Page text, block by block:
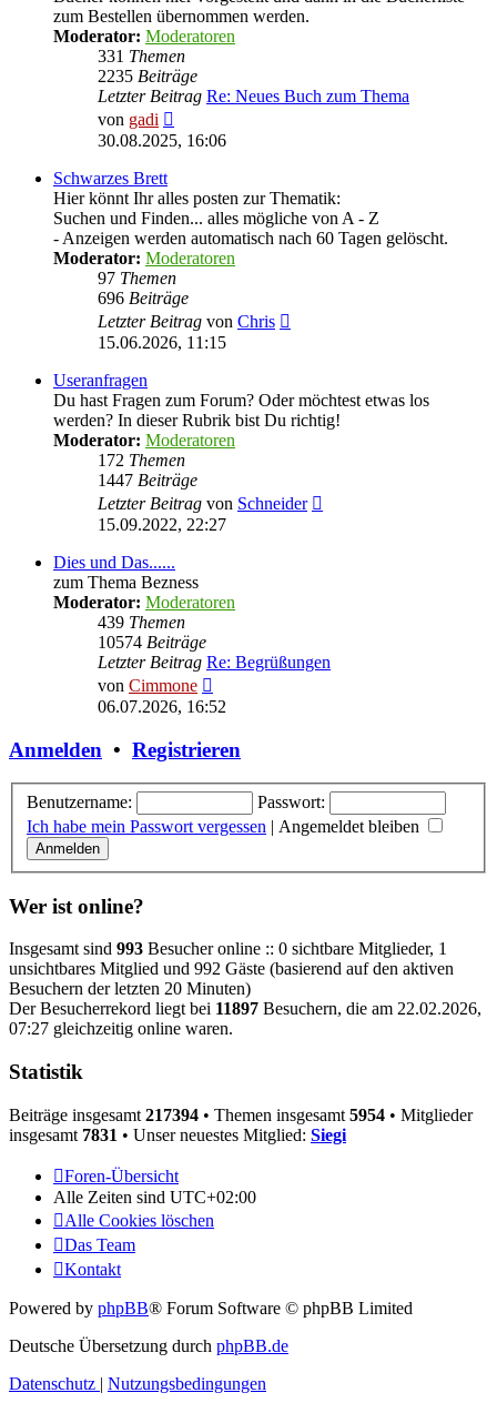
zum Bestellen übernommen werden.
Moderator: Moderatoren
331 Themen
2235 Beiträge
Letzter Beitrag Re: Neues Buch zum Thema
von gadi
Beitrag
30.08.2025, 16:06
Schwarzes Brett
Hier könnt Ihr alles posten zur Thematik:
Suchen und Finden... alles mögliche von A - Z
- Anzeigen werden automatisch nach 60 Tagen gelöscht.
Moderator: Moderatoren
97 Themen
696 Beiträge
Letzter Beitrag von Chris
15.06.2026, 11:15
Useranfragen
Du hast Fragen zum Forum? Oder möchtest etwas los
werden? In dieser Rubrik bist Du richtig!
Moderator: Moderatoren
172 Themen
1447 Beiträge
Letzter Beitrag von Schneider
15.09.2022, 22:27
Dies und Das......
zum Thema Bezness
Moderator: Moderatoren
439 Themen
10574 Beiträge
Letzter Beitrag Re: Begrüßungen
von Cimmone
Beitrag
06.07.2026, 16:52
Anmelden • Registrieren
Benutzername:
Passwort:
Ich habe mein Passwort vergessen | Angemeldet bleiben
Wer ist online?
Insgesamt sind 993 Besucher online :: 0 sichtbare Mitglieder, 1
unsichtbares Mitglied und 992 Gäste (basierend auf den aktiven
Besuchern der letzten 20 Minuten)
Der Besucherrekord liegt bei 11897 Besuchern, die am 22.02.2026,
07:27 gleichzeitig online waren.
Statistik
Beiträge insgesamt 217394 • Themen insgesamt 5954 • Mitglieder
insgesamt 7831 • Unser neuestes Mitglied: Siegi
Foren-Übersicht
Alle Zeiten sind UTC+02:00
Alle Cookies löschen
Das Team
Kontakt
Powered by phpBB® Forum Software © phpBB Limited
Deutsche Übersetzung durch phpBB.de
Datenschutz | Nutzungsbedingungen